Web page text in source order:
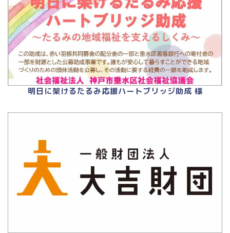
明日に架けるたるみ応援ハートブリッジ助成 様